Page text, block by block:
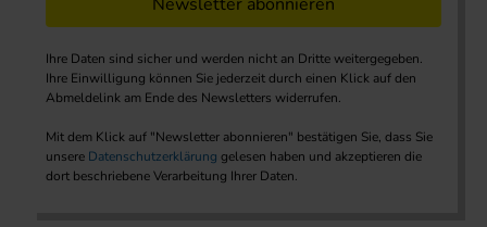
Ihre Daten sind sicher und werden nicht an Dritte weitergegeben.
Ihre Einwilligung können Sie jederzeit durch einen Klick auf den
Abmeldelink am Ende des Newsletters widerrufen.
Mit dem Klick auf "Newsletter abonnieren" bestätigen Sie, dass Sie
unsere Datenschutzerklärung gelesen haben und akzeptieren die
dort beschriebene Verarbeitung Ihrer Daten.